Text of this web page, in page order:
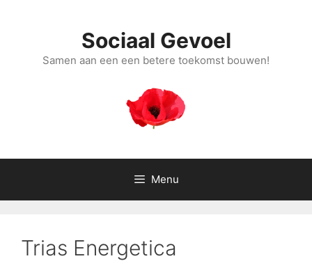
Sociaal Gevoel
Samen aan een een betere toekomst bouwen!
Menu
Trias Energetica